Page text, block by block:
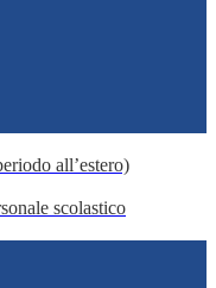
all’estero)
scolastico